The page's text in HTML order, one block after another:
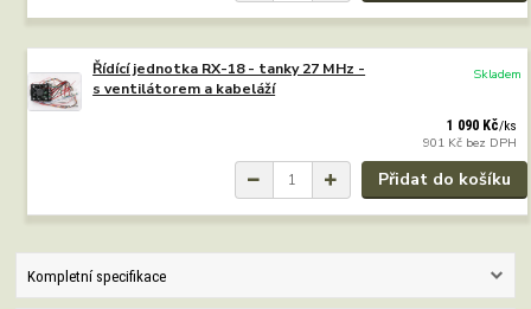
Řídící jednotka RX-18 - tanky 27 MHz -
s ventilátorem a kabeláží
1 090 Kč/ks
901 Kč bez DPH
Skladem
Přidat do košíku
Kompletní specifikace